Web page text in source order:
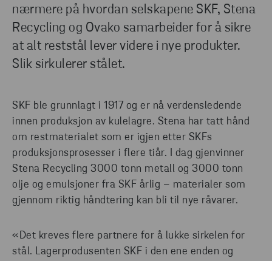
nærmere på hvordan selskapene SKF, Stena
Recycling og Ovako samarbeider for å sikre
at alt reststål lever videre i nye produkter.
Slik sirkulerer stålet.
SKF ble grunnlagt i 1917 og er nå verdensledende
innen produksjon av kulelagre. Stena har tatt hånd
om restmaterialet som er igjen etter SKFs
produksjonsprosesser i flere tiår. I dag gjenvinner
Stena Recycling 3000 tonn metall og 3000 tonn
olje og emulsjoner fra SKF årlig – materialer som
gjennom riktig håndtering kan bli til nye råvarer.
«Det kreves flere partnere for å lukke sirkelen for
stål. Lagerprodusenten SKF i den ene enden og
TA KONTAKT MED OSS